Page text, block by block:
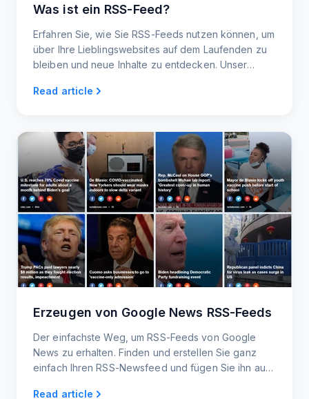
Was ist ein RSS-Feed?
Erfahren Sie, wie Sie RSS-Feeds nutzen können, um
über Ihre Lieblingswebsites auf dem Laufenden zu
bleiben und neue Inhalte zu entdecken. Unser
Readern und -Generatoren bis hin zu RSS-Widgets
Read article
Erzeugen von Google News RSS-Feeds
Der einfachste Weg, um RSS-Feeds von Google
News zu erhalten. Finden und erstellen Sie ganz
einfach Ihren RSS-Newsfeed und fügen Sie ihn auf
Read article